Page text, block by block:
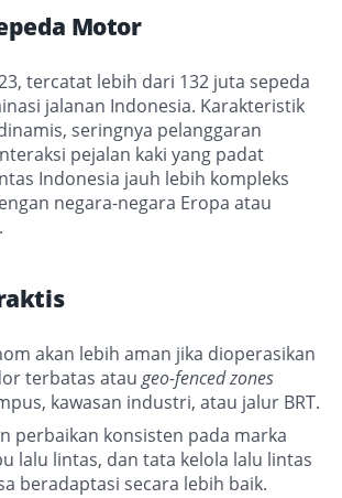
Motor
tercatat lebih dari 132 juta sepeda
jalanan Indonesia. Karakteristik
seringnya pelanggaran
pejalan kaki yang padat
Indonesia jauh lebih kompleks
negara-negara Eropa atau
akan lebih aman jika dioperasikan
terbatas ataugeo-fenced zones
kawasan industri, atau jalur BRT.
perbaikan konsisten pada marka
lalu lintas, dan tata kelola lalu lintas
beradaptasi secara lebih baik.